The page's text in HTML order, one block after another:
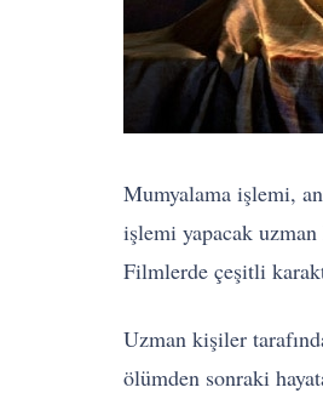
Mumyalama işlemi,
işlemi yapacak
Filmlerde çeşitli
Uzman kişiler
ölümden sonraki